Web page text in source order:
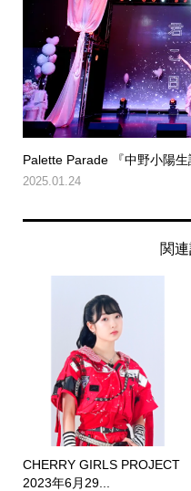
Palette Parade 『中野小陽生
2025.01.24
関
CHERRY GIRLS PROJECT
2023年6月29...